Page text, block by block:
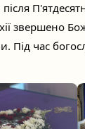
звершено
Під час